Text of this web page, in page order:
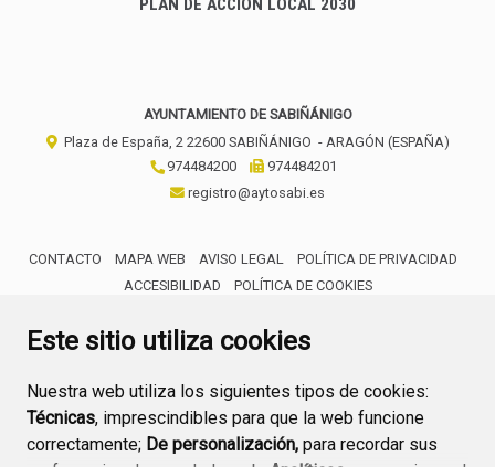
Este sitio utiliza cookies
Nuestra web utiliza los siguientes tipos de cookies:
Técnicas, imprescindibles para que la web funcione
correctamente; De personalización, para recordar sus
PLAN DE ACCIÓN LOCAL 2030
AYUNTAMIENTO DE SABIÑÁNIGO
Plaza de España, 2 22600 SABIÑÁNIGO - ARAGÓN (ESPAÑA)
974484200
974484201
registro@aytosabi.es
CONTACTO MAPA WEB AVISO LEGAL
POLÍTICA DE PRIVACIDAD
ACCESIBILIDAD
POLÍTICA DE COOKIES